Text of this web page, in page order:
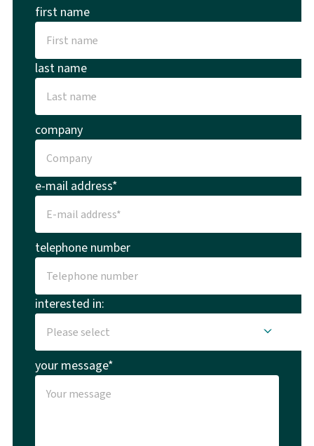
first name
last name
company
e-mail address*
telephone number
interested in:
your message*